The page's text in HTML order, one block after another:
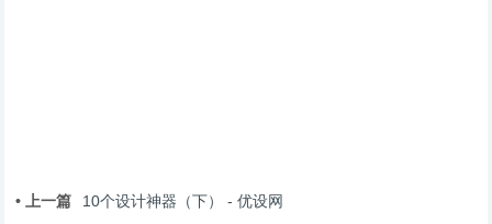
• 上一篇
10个设计神器（下） - 优设网